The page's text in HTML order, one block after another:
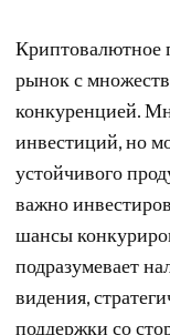
Криптовалютное
рынок с
конкуренцией.
инвестиций, но
устойчивого
важно
шансы
подразумевает
видения,
поддержки со